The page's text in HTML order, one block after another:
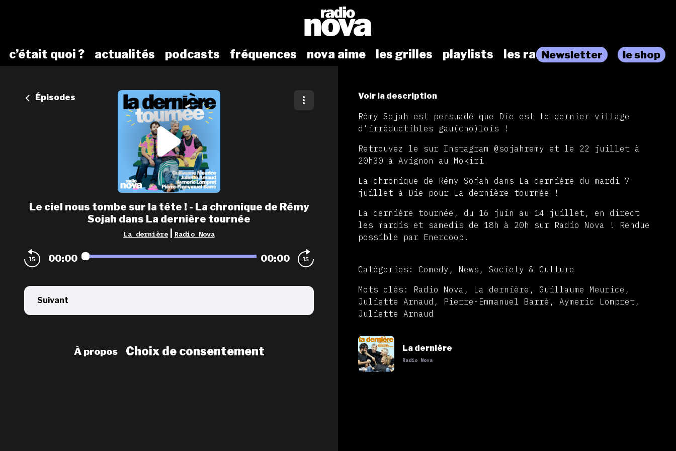
c’était quoi ? actualités podcasts fréquences nova aime les grilles playlists les radiosNewsletter le shop
Épisodes
Le ciel nous tombe sur la tête ! - La chronique de Rémy
Sojah dans La dernière tournée
La dernière Radio Nova
00:00 00:00
Suivant
À propos Choix de consentement
Voir la description
Rémy Sojah est persuadé que Die est le dernier village
d’irréductibles gau(cho)lois !
Retrouvez le sur Instagram @sojahremy et le 22 juillet à
20h30 à Avignon au Mokiri
La chronique de Rémy Sojah dans La dernière du mardi 7
juillet à Die pour La dernière tournée !
La dernière tournée, du 16 juin au 14 juillet, en direct
les mardis et samedis de 18h à 20h sur Radio Nova ! Rendue
possible par Enercoop.
Catégories: Comedy, News, Society & Culture
Mots clés: Radio Nova, La dernière, Guillaume Meurice,
Juliette Arnaud, Pierre-Emmanuel Barré, Aymeric Lompret,
Juliette Arnaud
La dernière
Radio Nova